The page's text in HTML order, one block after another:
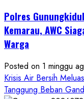
Masuk
Kerja
Seret
Oknum
Wartawan
Polres
Kemarau, AWC
Warga
Posted on 1 minggu
Krisis Air Bersih
Tanggung Beban